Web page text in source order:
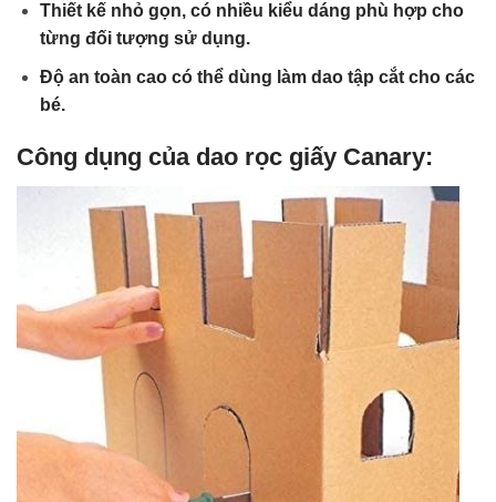
Thiết kế nhỏ gọn, có nhiều kiểu dáng phù hợp cho
từng đối tượng sử dụng.
Độ an toàn cao có thể dùng làm dao tập cắt cho các
bé.
Công dụng của dao rọc giấy Canary: